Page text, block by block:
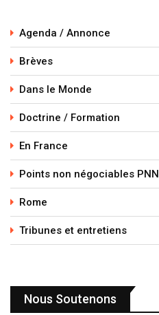
Agenda / Annonce
Brèves
Dans le Monde
Doctrine / Formation
En France
Points non négociables PNN
Rome
Tribunes et entretiens
Nous Soutenons